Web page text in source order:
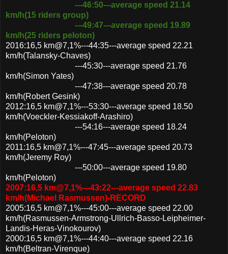
---46:50---average speed 21.14
km/h(15 riders group)
---49:47---average speed 19.89
km/h(25 riders peloton)
2016:16,5 km@7,1%---44:35---average speed 22.21
km/h(Talansky-Chaves)
---45:30---average speed 21.76
km/h(Simon Yates)
---47:38---average speed 20.78
km/h(Robert Gesink)
2012:16,5 km@7,1%---53:30---average speed 18.50
km/h(Voeckler-Kessiakoff-Arashiro)
---54:16---average speed 18.24
km/h(Peloton)
2011:16,5 km@7,1%---47:45---average speed 20.73
km/h(Jeremy Roy)
---50:00---average speed 19.80
km/h(Peloton)
2007:16,5 km@7,1%---43:22---average speed 22.83
km/h(Michael Rasmussen)-RECORD
2005:16,5 km@7,1%---45:00---average speed 22.00
km/h(Rasmussen-Armstrong-Ullrich-Basso-Leipheimer-
Landis-Heras-Vinokourov)
2000:16,5 km@7,1%---44:40---average speed 22.16
km/h(Beltran-Virenque)